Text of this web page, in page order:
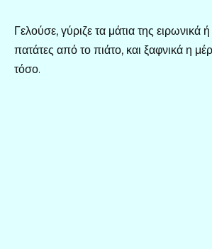
Γελούσε, γύριζε τα μάτια της ειρωνικά
πατάτες από το πιάτο, και ξαφνικά η
τόσο.